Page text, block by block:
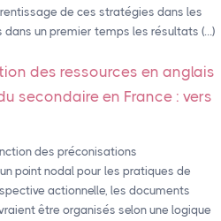
de ces stratégies dans les
un premier temps les résultats (…)
des ressources en anglais
secondaire en France : vers
des préconisations
point nodal pour les pratiques de
actionnelle, les documents
être organisés selon une logique